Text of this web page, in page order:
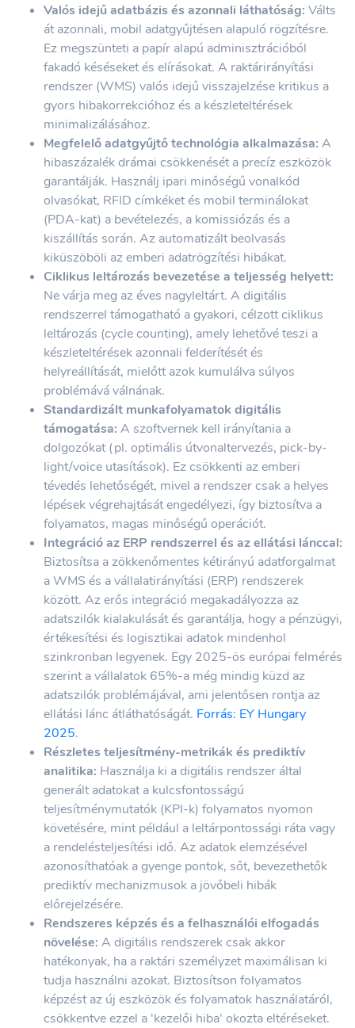
Valós idejű adatbázis és azonnali láthatóság: Válts
át azonnali, mobil adatgyűjtésen alapuló rögzítésre.
Ez megszünteti a papír alapú adminisztrációból
fakadó késéseket és elírásokat. A raktárirányítási
rendszer (WMS) valós idejű visszajelzése kritikus a
gyors hibakorrekcióhoz és a készleteltérések
minimalizálásához.
Megfelelő adatgyűjtő technológia alkalmazása: A
hibaszázalék drámai csökkenését a precíz eszközök
garantálják. Használj ipari minőségű vonalkód
olvasókat, RFID címkéket és mobil terminálokat
(PDA-kat) a bevételezés, a komissiózás és a
kiszállítás során. Az automatizált beolvasás
kiküszöböli az emberi adatrögzítési hibákat.
Ciklikus leltározás bevezetése a teljesség helyett:
Ne várja meg az éves nagyleltárt. A digitális
rendszerrel támogatható a gyakori, célzott ciklikus
leltározás (cycle counting), amely lehetővé teszi a
készleteltérések azonnali felderítését és
helyreállítását, mielőtt azok kumulálva súlyos
problémává válnának.
Standardizált munkafolyamatok digitális
támogatása: A szoftvernek kell irányítania a
dolgozókat (pl. optimális útvonaltervezés, pick-by-
light/voice utasítások). Ez csökkenti az emberi
tévedés lehetőségét, mivel a rendszer csak a helyes
lépések végrehajtását engedélyezi, így biztosítva a
folyamatos, magas minőségű operációt.
Integráció az ERP rendszerrel és az ellátási lánccal:
Biztosítsa a zökkenőmentes kétirányú adatforgalmat
a WMS és a vállalatirányítási (ERP) rendszerek
között. Az erős integráció megakadályozza az
adatszilók kialakulását és garantálja, hogy a pénzügyi,
értékesítési és logisztikai adatok mindenhol
szinkronban legyenek. Egy 2025-ös európai felmérés
szerint a vállalatok 65%-a még mindig küzd az
adatszilók problémájával, ami jelentősen rontja az
ellátási lánc átláthatóságát. Forrás: EY Hungary
2025.
Részletes teljesítmény-metrikák és prediktív
analitika: Használja ki a digitális rendszer által
generált adatokat a kulcsfontosságú
teljesítménymutatók (KPI-k) folyamatos nyomon
követésére, mint például a leltárpontossági ráta vagy
a rendelésteljesítési idő. Az adatok elemzésével
azonosíthatóak a gyenge pontok, sőt, bevezethetők
prediktív mechanizmusok a jövőbeli hibák
előrejelzésére.
Rendszeres képzés és a felhasználói elfogadás
növelése: A digitális rendszerek csak akkor
hatékonyak, ha a raktári személyzet maximálisan ki
tudja használni azokat. Biztosítson folyamatos
képzést az új eszközök és folyamatok használatáról,
csökkentve ezzel a 'kezelői hiba' okozta eltéréseket.